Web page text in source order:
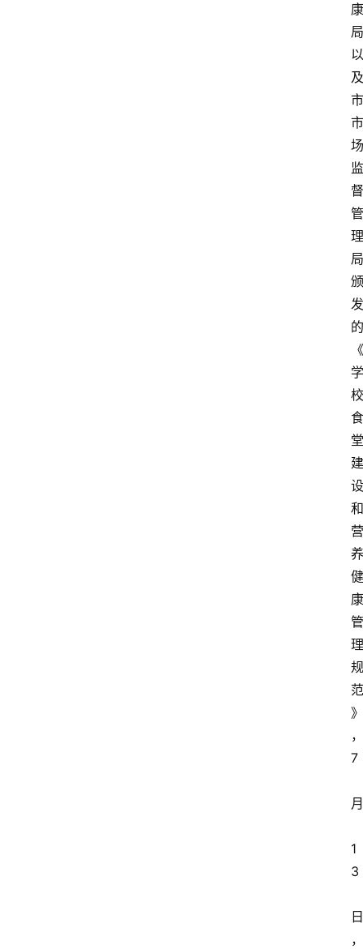
康
局
以
及
市
市
场
监
督
管
理
局
颁
发
的
《
学
校
食
堂
建
设
和
营
养
健
康
管
理
规
范
》
，
7
月
1
3
日
，